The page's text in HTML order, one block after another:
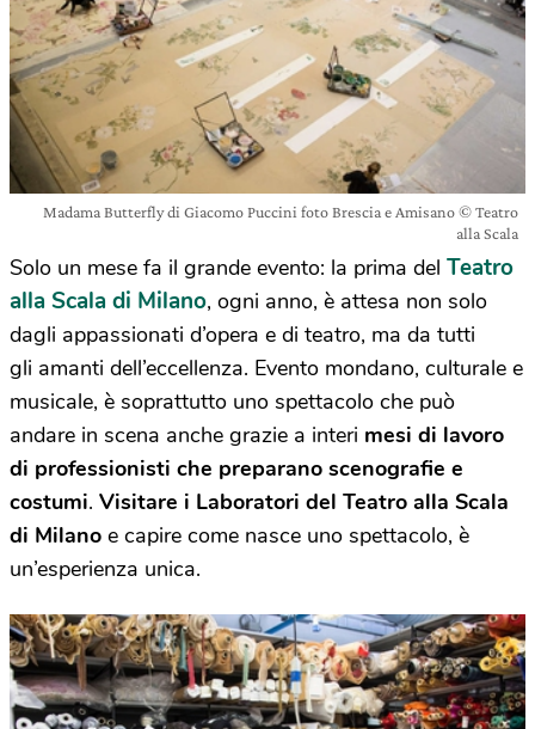
Madama Butterfly di Giacomo Puccini foto Brescia e Amisano © Teatro
alla Scala
Solo un mese fa il grande evento: la prima del Teatro
alla Scala di Milano, ogni anno, è attesa non solo
dagli appassionati d’opera e di teatro, ma da tutti
gli amanti dell’eccellenza. Evento mondano, culturale e
musicale, è soprattutto uno spettacolo che può
andare in scena anche grazie a interi mesi di lavoro
di professionisti che preparano scenografie e
costumi. Visitare i Laboratori del Teatro alla Scala
di Milano e capire come nasce uno spettacolo, è
un’esperienza unica.